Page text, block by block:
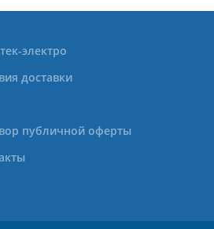
электро
доставки
публичной оферты